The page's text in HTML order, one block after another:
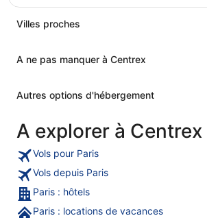
Villes proches
A ne pas manquer à Centrex
Autres options d'hébergement
A explorer à Centrex
Vols pour Paris
Vols depuis Paris
Paris : hôtels
Paris : locations de vacances